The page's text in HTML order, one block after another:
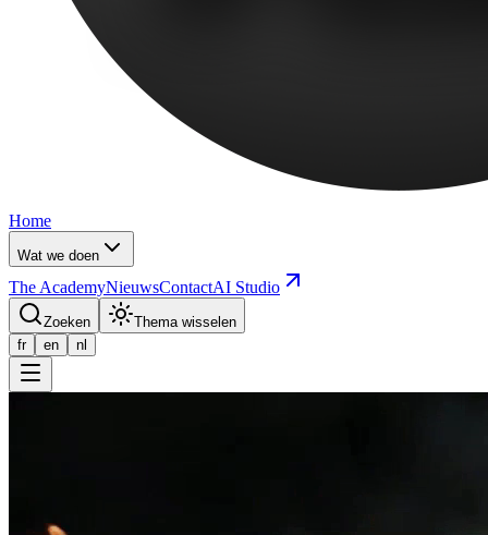
Home
Wat we doen
The AcademyNieuwsContactAI Studio
Zoeken
Thema wisselen
fr
en nl